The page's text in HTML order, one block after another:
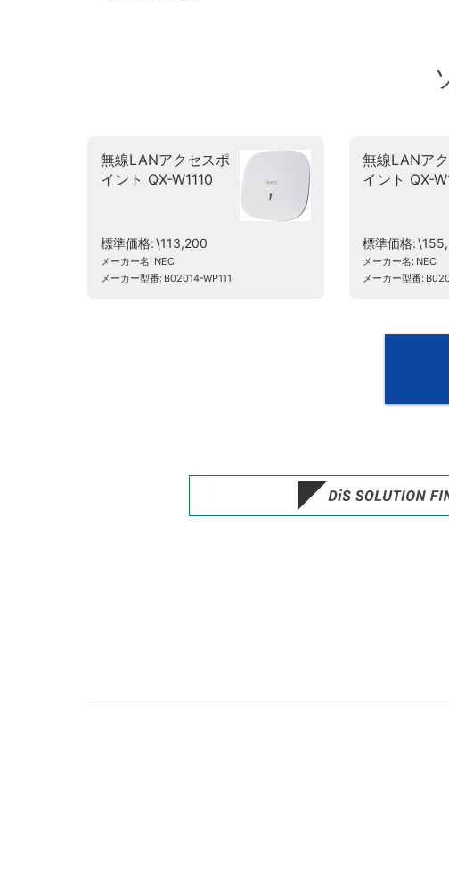
無線LANアクセスポ
イント QX-W1110
標準価格 \113,200
メーカー名 NEC
メーカー型番 B02014-WP111
無線LANア
イント QX-
標準価格
メーカー名 NEC
メーカー型番